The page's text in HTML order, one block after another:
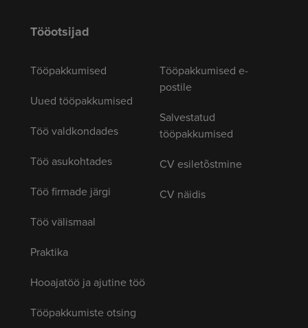
Tööotsijad
Tööpakkumised
Uued tööpakkumised
Töö valdkondades
Töö asukohtades
Töö firmade järgi
Töö välismaal
Praktika
Hooajatöö ja ajutine töö
Tööpakkumiste otsing
Tööpakkumised e-
postile
Salvestatud
tööpakkumised
CV esiletõstmine
CV näidis